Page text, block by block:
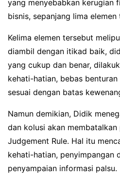
yang menyebabkan kerugian
bisnis, sepanjang lima elemen
Kelima elemen tersebut
diambil dengan itikad baik,
yang cukup dan benar,
kehati-hatian, bebas
sesuai dengan batas
Namun demikian, Didik
dan kolusi akan membatalkan
Judgement Rule. Hal itu
kehati-hatian, penyimpangan
penyampaian informasi palsu.